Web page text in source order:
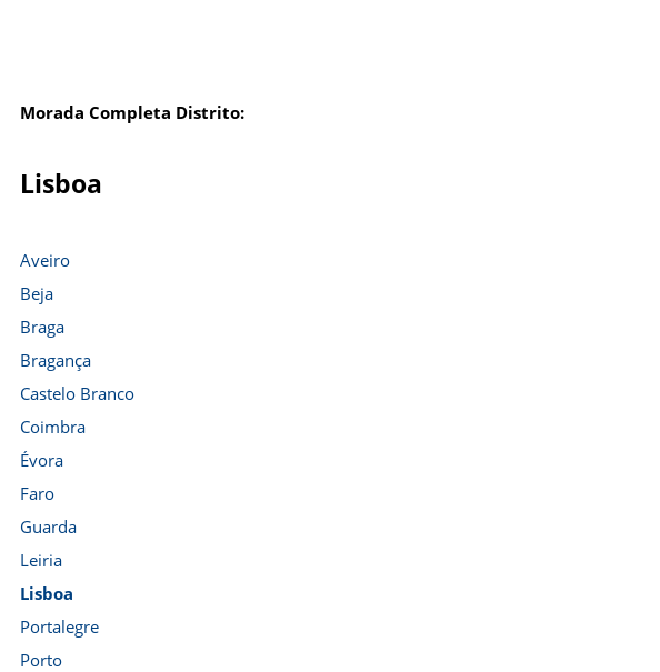
Morada Completa Distrito:
Lisboa
Aveiro
Beja
Braga
Bragança
Castelo Branco
Coimbra
Évora
Faro
Guarda
Leiria
Lisboa
Portalegre
Porto